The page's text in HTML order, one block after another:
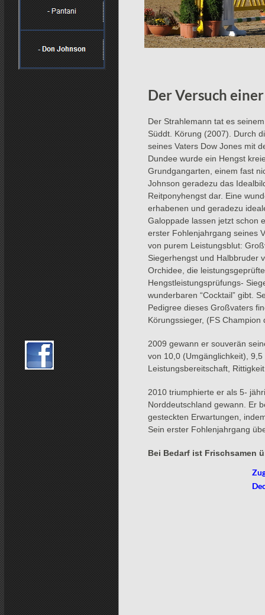
Der Versuch
Der Strahlemann tat es
Süddt. Körung (2007). Durch
seines Vaters Dow Jones mit
Dundee wurde ein Hengst
Grundgangarten, einem fast
Johnson geradezu das
Reitponyhengst dar. Eine
erhabenen und geradezu
Galoppade lassen jetzt schon
erster Fohlenjahrgang seines
von purem Leistungsblut:
Siegerhengst und Halbbruder
Orchidee, die
Hengstleistungsprüfungs-
wunderbaren “Cocktail” gibt.
Pedigree dieses Großvaters
Körungssieger, (FS
2009 gewann er souverän
von 10,0 (Umgänglichkeit),
Leistungsbereitschaft,
2010 triumphierte er als 5-
Norddeutschland gewann. Er
gesteckten Erwartungen,
Sein erster Fohlenjahrgang
Bei Bedarf ist Frischsamen